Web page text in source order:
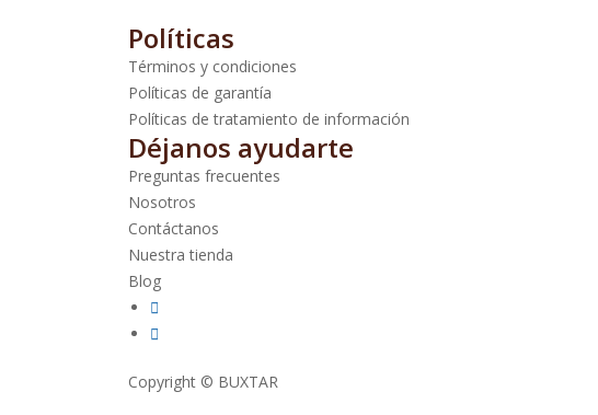
Políticas
Términos y condiciones
Políticas de garantía
Políticas de tratamiento de información
Déjanos ayudarte
Preguntas frecuentes
Nosotros
Contáctanos
Nuestra tienda
Blog
Copyright © BUXTAR